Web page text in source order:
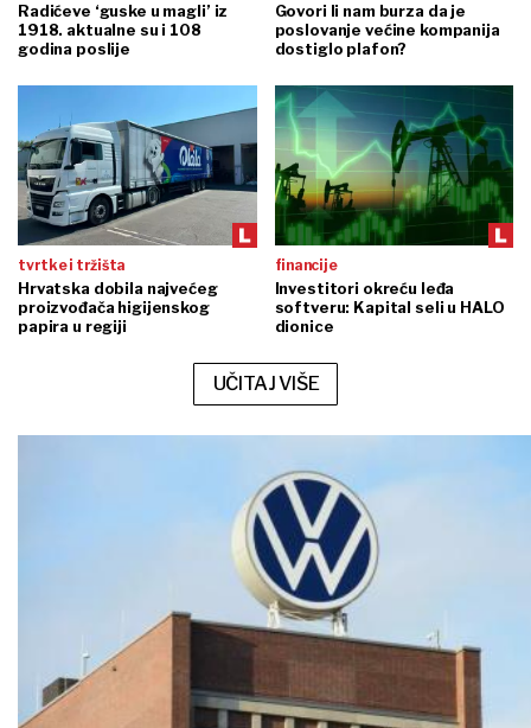
Radićeve ‘guske u magli’ iz
1918. aktualne su i 108
godina poslije
Govori li nam burza da je
poslovanje većine kompanija
dostiglo plafon?
tvrtke i tržišta
Hrvatska dobila najvećeg
proizvođača higijenskog
papira u regiji
financije
Investitori okreću leđa
softveru: Kapital seli u HALO
dionice
UČITAJ VIŠE